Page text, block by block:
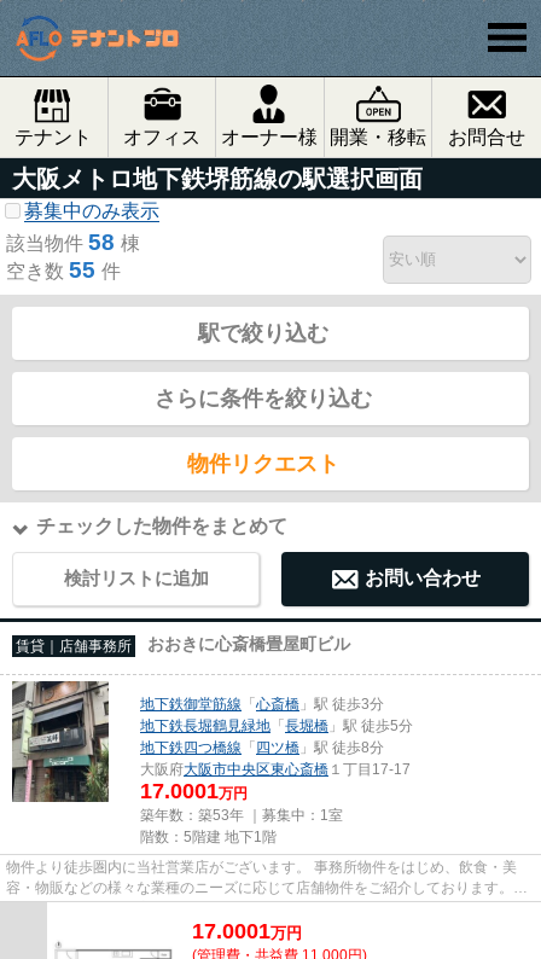
テナント オフィス オーナー様 開業・移転 お問合せ
大阪メトロ地下鉄堺筋線の駅選択画面
募集中のみ表示
該当物件 58 棟
空き数 55 件
駅で絞り込む
さらに条件を絞り込む
物件リクエスト
チェックした物件をまとめて
検討リストに追加 お問い合わせ
賃貸｜店舗事務所 おおきに心斎橋畳屋町ビル
地下鉄御堂筋線 「心斎橋 」駅 徒歩3分
地下鉄長堀鶴見緑地 「長堀橋 」駅 徒歩5分
地下鉄四つ橋線 「四ツ橋 」駅 徒歩8分
大阪府大阪市中央区東心斎橋 １丁目17-17
17.0001万円
築年数：築53年 ｜募集中： 1室
階数：5階建 地下1階
物件より徒歩圏内に当社営業店がございます。 事務所物件をはじめ、飲食・美
容・物販などの様々な業種のニーズに応じて店舗物件をご紹介しております。
尚、弊社ではおとり広告は一切...
17.0001万円
(管理費・共益費 11,000円)